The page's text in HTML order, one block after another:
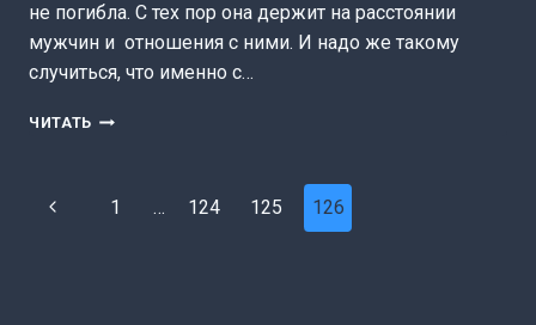
не погибла. С тех пор она держит на расстоянии
мужчин и отношения с ними. И надо же такому
случиться, что именно с…
ЧИТАТЬ БЕСЦЕННАЯ
ФАРДИ)
Навигация
Предыдущая
1 … 124 125 126